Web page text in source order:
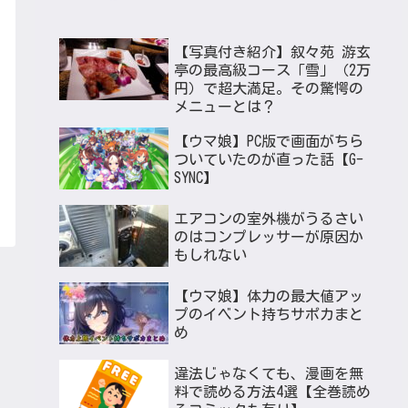
【写真付き紹介】叙々苑 游玄
亭の最高級コース「雪」（2万
円）で超大満足。その驚愕の
メニューとは？
【ウマ娘】PC版で画面がちら
ついていたのが直った話【G-
SYNC】
エアコンの室外機がうるさい
のはコンプレッサーが原因か
もしれない
【ウマ娘】体力の最大値アッ
プのイベント持ちサポカまと
め
違法じゃなくても、漫画を無
料で読める方法4選【全巻読め